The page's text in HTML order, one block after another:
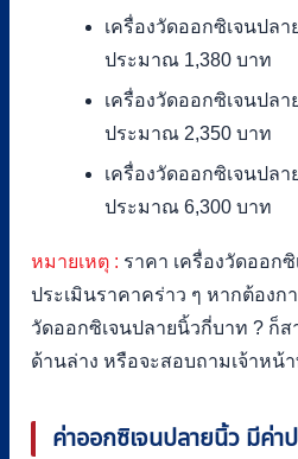
เครื่องวัดออกซิเจนปลา
ประมาณ 1,380 บาท
เครื่องวัดออกซิเจนปลา
ประมาณ 2,350 บาท
เครื่องวัดออกซิเจนปลา
ประมาณ 6,300 บาท
หมายเหตุ : ราคา เครื่องวัดออก
ประเมินราคาคร่าว ๆ หากต้องก
วัดออกซิเจนปลายนิ้วกี่บาท ? ก็
ด้านล่าง หรือจะสอบถามเจ้าหน้
ค่าออกซิเจนปลายนิ้ว มีค่า